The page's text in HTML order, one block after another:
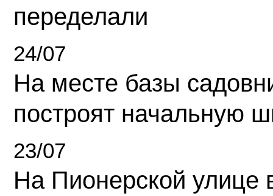
переделали
24/07
На месте базы
построят начальную
23/07
На Пионерской улице